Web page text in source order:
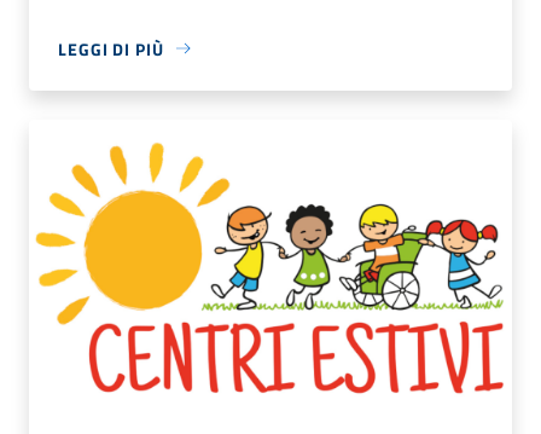
LEGGI DI PIÙ